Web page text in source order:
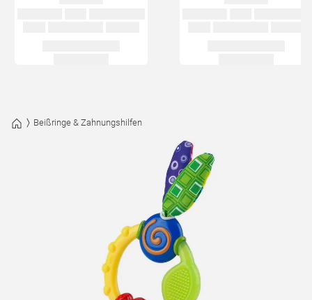
Beißringe & Zahnungshilfen